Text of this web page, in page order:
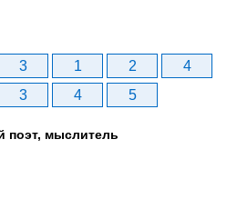
3 1 2
4
3 4 5
поэт, мыслитель